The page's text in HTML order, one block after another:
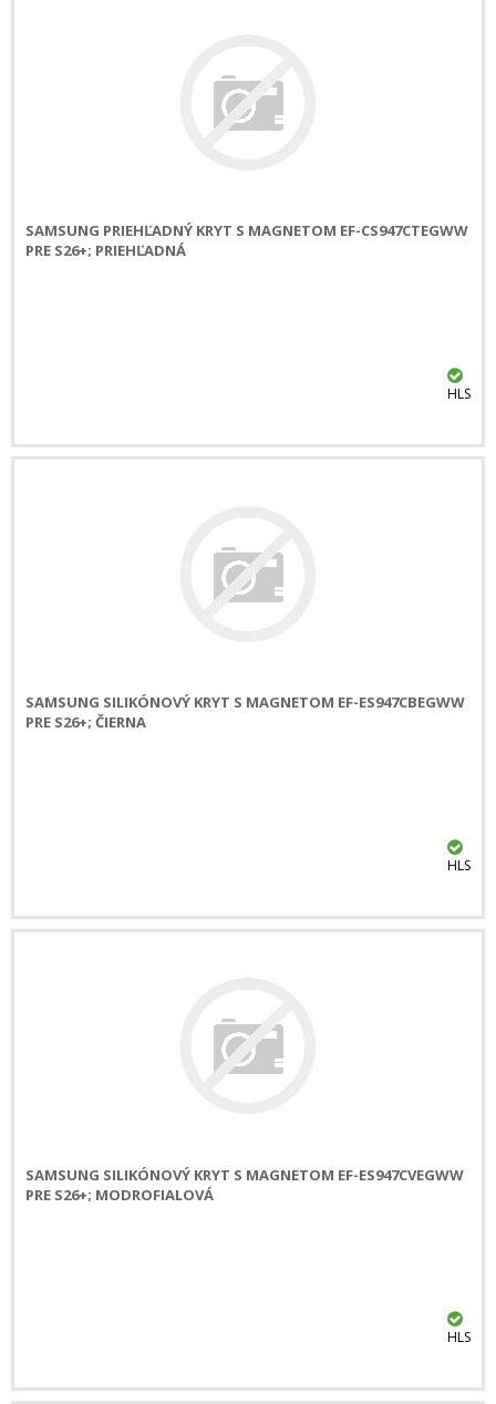
SAMSUNG PRIEHĽADNÝ KRYT S MAGNETOM EF-CS947CTEGWW
PRE S26+; PRIEHĽADNÁ
HLS
SAMSUNG SILIKÓNOVÝ KRYT S MAGNETOM EF-ES947CBEGWW
PRE S26+; ČIERNA
HLS
SAMSUNG SILIKÓNOVÝ KRYT S MAGNETOM EF-ES947CVEGWW
PRE S26+; MODROFIALOVÁ
HLS